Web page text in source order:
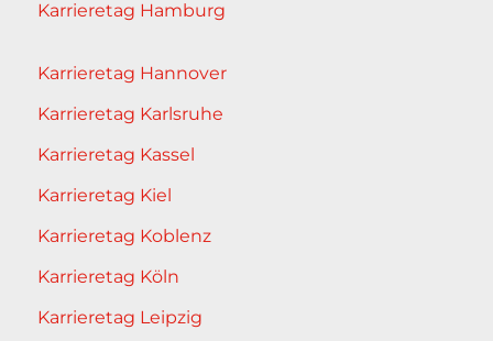
Karrieretag Hamburg
Karrieretag Hannover
Karrieretag Karlsruhe
Karrieretag Kassel
Karrieretag Kiel
Karrieretag Koblenz
Karrieretag Köln
Karrieretag Leipzig